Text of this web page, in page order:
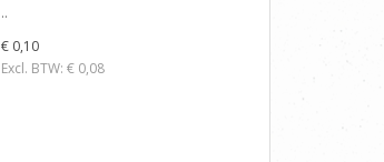
..
€ 0,10
Excl. BTW: € 0,08